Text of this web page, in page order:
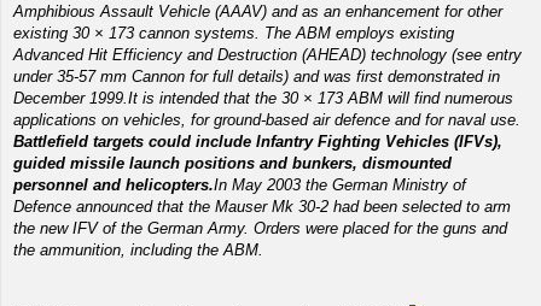
Amphibious Assault Vehicle (AAAV) and as an enhancement for other
existing 30 × 173 cannon systems. The ABM employs existing
Advanced Hit Efficiency and Destruction (AHEAD) technology (see entry
under 35-57 mm Cannon for full details) and was first demonstrated in
December 1999.It is intended that the 30 × 173 ABM will find numerous
applications on vehicles, for ground-based air defence and for naval use.
Battlefield targets could include Infantry Fighting Vehicles (IFVs),
guided missile launch positions and bunkers, dismounted
personnel and helicopters.In May 2003 the German Ministry of
Defence announced that the Mauser Mk 30-2 had been selected to arm
the new IFV of the German Army. Orders were placed for the guns and
the ammunition, including the ABM.